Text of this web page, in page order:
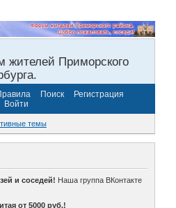
Приморского
Поиск
Регистрация
Войти
темы
и соседей! Наша группа ВКонтакте
от 5000 руб.!